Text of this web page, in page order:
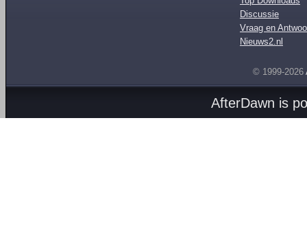
Discussie
Vraag en
Nieuws2.nl
© 1999-2026
AfterDawn is